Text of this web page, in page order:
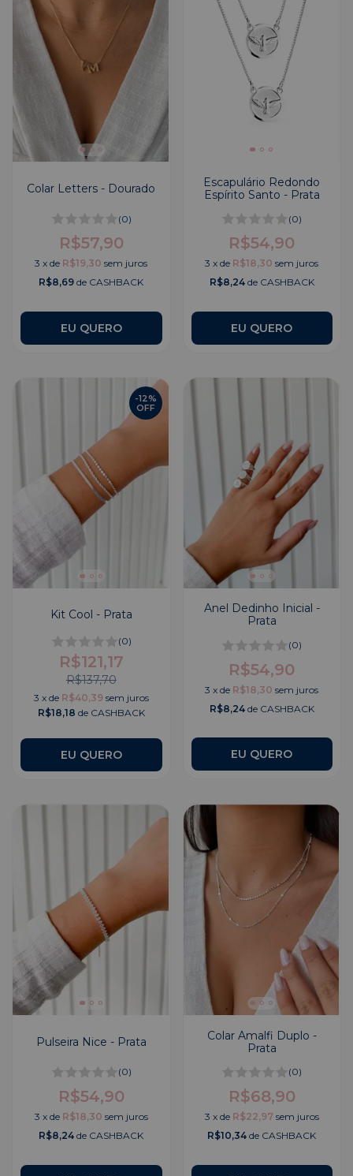
Colar Letters - Dourado
(0)
R$57,90
3 xde R$19,30 sem juros
R$8,69 de CASHBACK
EU QUERO
Escapulário Redondo
Espírito Santo - Prata
(0)
R$54,90
3 xde R$18,30 sem juros
R$8,24de CASHBACK
Kit Cool - Prata
(0)
R$121,17
-12%
OFF
R$137,70
3 x de R$40,39 sem juros
R$18,18 de CASHBACK
EU QUERO
Anel Dedinho Inicial -
Prata
(0)
R$54,90
3 xde R$18,30 sem juros
R$8,24de CASHBACK
EU QUERO
Pulseira Nice - Prata
(0)
R$54,90
3 x de R$18,30 sem juros
R$8,24 de CASHBACK
Colar Amalfi Duplo -
Prata
(0)
R$68,90
3 x de R$22,97 sem juros
R$10,34 de CASHBACK